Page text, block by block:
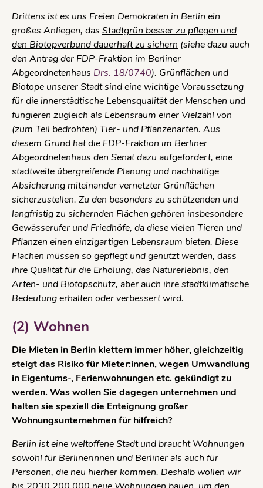
Drittens ist es uns Freien Demokraten in Berlin ein
großes Anliegen, das Stadtgrün besser zu pflegen und
den Biotopverbund dauerhaft zu sichern (siehe dazu auch
den Antrag der FDP-Fraktion im Berliner
Abgeordnetenhaus Drs. 18/0740). Grünflächen und
Biotope unserer Stadt sind eine wichtige Voraussetzung
für die innerstädtische Lebensqualität der Menschen und
fungieren zugleich als Lebensraum einer Vielzahl von
(zum Teil bedrohten) Tier- und Pflanzenarten. Aus
diesem Grund hat die FDP-Fraktion im Berliner
Abgeordnetenhaus den Senat dazu aufgefordert, eine
stadtweite übergreifende Planung und nachhaltige
Absicherung miteinander vernetzter Grünflächen
sicherzustellen. Zu den besonders zu schützenden und
langfristig zu sichernden Flächen gehören insbesondere
Gewässerufer und Friedhöfe, da diese vielen Tieren und
Pflanzen einen einzigartigen Lebensraum bieten. Diese
Flächen müssen so gepflegt und genutzt werden, dass
ihre Qualität für die Erholung, das Naturerlebnis, den
Arten- und Biotopschutz, aber auch ihre stadtklimatische
Bedeutung erhalten oder verbessert wird.
(2) Wohnen
Die Mieten in Berlin klettern immer höher, gleichzeitig
steigt das Risiko für Mieter:innen, wegen Umwandlung
in Eigentums-, Ferienwohnungen etc. gekündigt zu
werden. Was wollen Sie dagegen unternehmen und
halten sie speziell die Enteignung großer
Wohnungsunternehmen für hilfreich?
Berlin ist eine weltoffene Stadt und braucht Wohnungen
sowohl für Berlinerinnen und Berliner als auch für
Personen, die neu hierher kommen. Deshalb wollen wir